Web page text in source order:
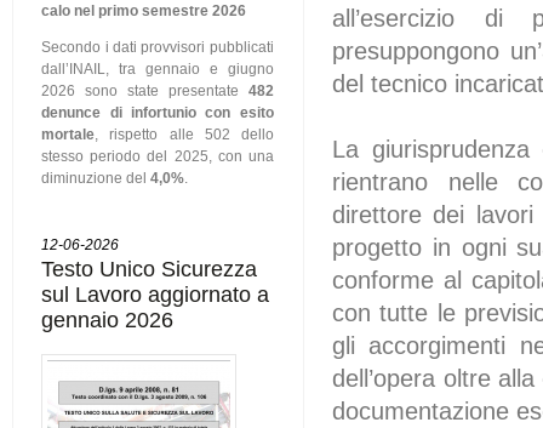
calo nel primo semestre 2026
Secondo i dati provvisori pubblicati
dall’INAIL, tra gennaio e giugno
2026 sono state presentate 482
denunce di infortunio con esito
mortale , rispetto alle 502 dello
stesso periodo del 2025, con una
diminuzione del4,0%
12-06-2026
Testo Unico Sicurezza
sul Lavoro aggiornato a
gennaio 2026
all’esercizio di
presuppongono
del tecnico
La
rientrano nelle
direttore dei lavori
progetto in ogni
conforme al
con tutte le
gli accorgimenti
dell’opera oltre
documentazione